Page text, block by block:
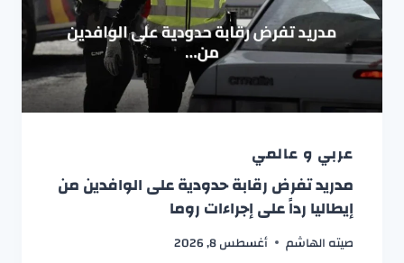
عربي و عالمي
مدريد تفرض رقابة حدودية على الوافدين من
إيطاليا رداً على إجراءات روما
صيته الهاشم أغسطس 8, 2026